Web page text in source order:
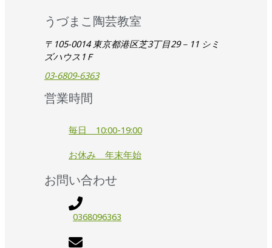
うづまこ陶芸教室
〒105-0014 東京都港区芝3丁目29－11 シミ
ズハウス1Ｆ
03-6809-6363
営業時間
毎日 10:00-19:00
お休み 年末年始
お問い合わせ
0368096363